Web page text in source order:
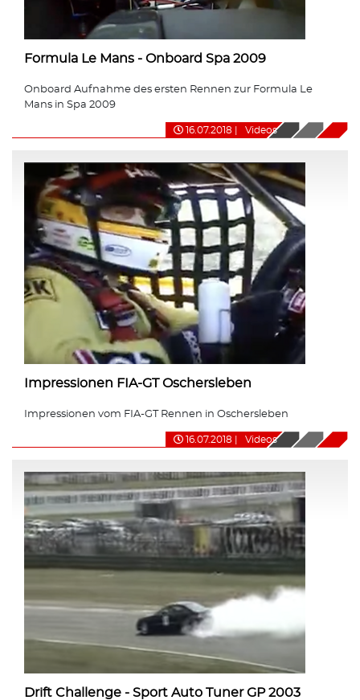
Formula Le Mans - Onboard Spa 2009
Onboard Aufnahme des ersten Rennen zur Formula Le
Mans in Spa 2009
16.07.2018 Videos
Impressionen FIA-GT Oschersleben
Impressionen vom FIA-GT Rennen in Oschersleben
16.07.2018 Videos
Drift Challenge - Sport Auto Tuner GP 2003